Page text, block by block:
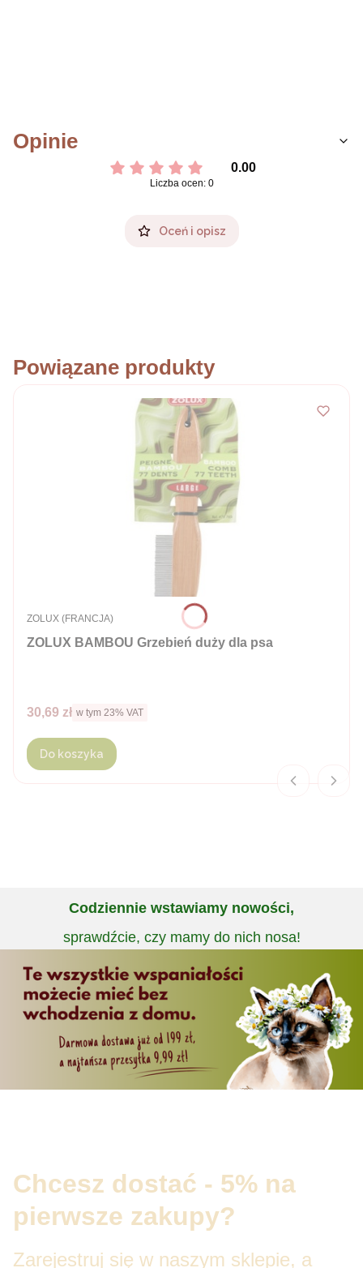
Opinie
0.00
Liczba ocen: 0
Oceń i opisz
Powiązane produkty
ZOLUX BAMBOU Grzebień duży dla psa
PRODUCENT
ZOLUX (FRANCJA)
Cena brutto
30,69 zł w tym %s VAT
w tym 23% VAT
Do koszyka
Codziennie wstawiamy nowości,
sprawdźcie, czy mamy do nich nosa!
Chcesz dostać - 5% na
pierwsze zakupy?
Zarejestruj się w naszym sklepie, a